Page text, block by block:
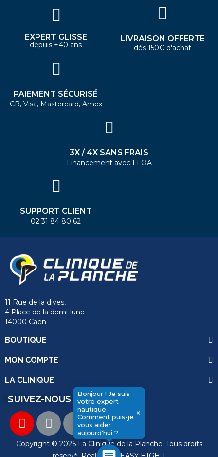
Bonjour ! Je suis
votre expert
nautique.
Comment puis-je
vous aider
aujourd'hui ?
×
EXPERT GLISSE
depuis +40 ans
LIVRAISON OFFERTE
dès 150€ d'achat
PAIEMENT SÉCURISÉ
CB, Visa, Mastercard, Amex
3X / 4X SANS FRAIS
Financement avec FLOA
SUPPORT CLIENT
02 31 84 80 62
11 Rue de la dives,
4 Place de la demi-lune
14000 Caen
BOUTIQUE
MON COMPTE
LA CLINIQUE
SUIVEZ-NOUS
Copyright © 2026 La Clinique de la Planche. Tous droits